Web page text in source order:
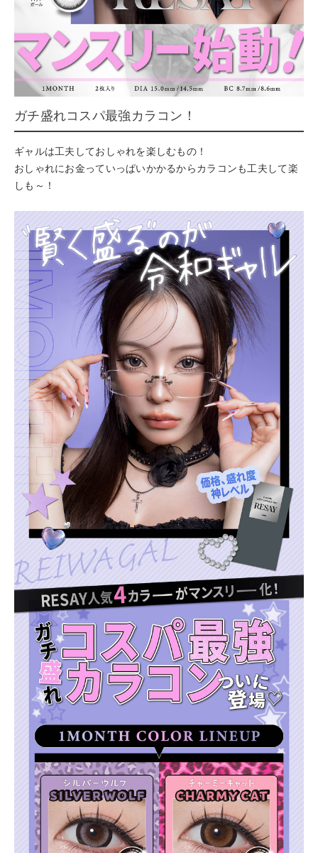
ガチ盛れコスパ最強カラコン！
ギャルは工夫しておしゃれを楽しむもの！
おしゃれにお金っていっぱいかかるからカラコンも工夫して楽
しも～！